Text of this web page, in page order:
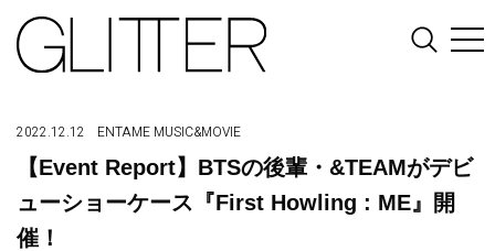
2022.12.12 ENTAME MUSIC&MOVIE
【Event Report】BTSの後輩・&TEAMがデビ
ューショーケース『First Howling : ME』開
催！